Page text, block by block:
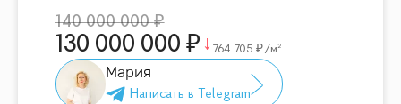
140 000 000
130 000 000 764 705 /м²
Мария